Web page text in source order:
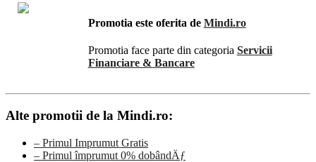
Promotia este oferita de Mindi.ro
Promotia face parte din categoria Servicii
Financiare & Bancare
Alte promotii de la Mindi.ro:
– Primul Imprumut Gratis
– Primul împrumut 0% dobândÄƒ